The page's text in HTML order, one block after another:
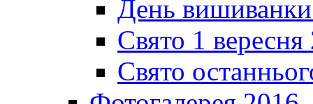
День
Свято 1 вересня
Свято